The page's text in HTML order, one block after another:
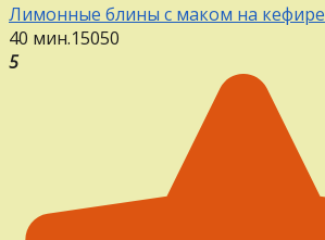
Лимонные блины с маком на кефире
40 мин.15050
5